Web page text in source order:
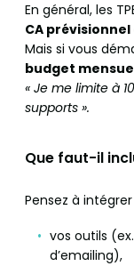
En général, les
CA
Mais si vous
budget
« Je me limite à
supports ».
Que faut-il
Pensez à intégrer
vos outils
d’emailing),